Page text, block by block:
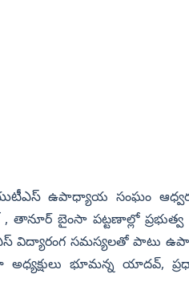
ఉపాధ్యాయ సంఘం
, తానూర్ బైంసా పట్టణాల్లో
విద్యారంగ సమస్యలతో పాటు
అధ్యక్షులు భూమన్న యాదవ్,